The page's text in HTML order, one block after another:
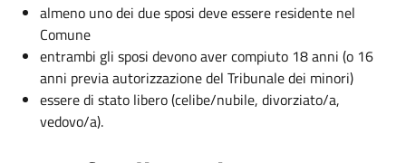
almeno uno dei due sposi deve essere residente nel
Comune
entrambi gli sposi devono aver compiuto 18 anni (o 16
anni previa autorizzazione del Tribunale dei minori)
essere di stato libero (celibe/nubile, divorziato/a,
vedovo/a).